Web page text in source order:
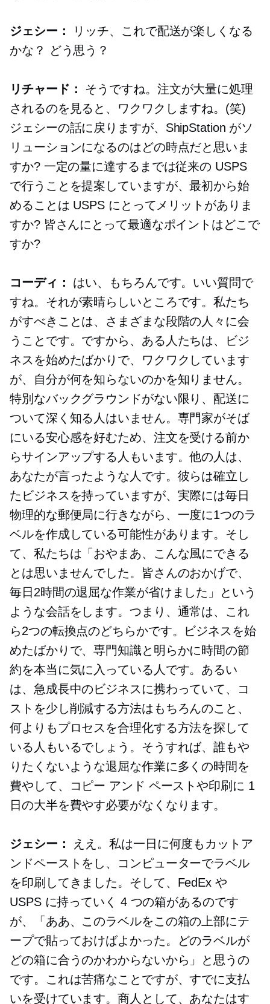
ジェシー：
リッチ、これで配送が楽しくなる
かな？ どう思う？
リチャード：
そうですね。注文が大量に処理
されるのを見ると、ワクワクしますね。(笑)
ジェシーの話に戻りますが、ShipStation がソ
リューションになるのはどの時点だと思いま
すか? 一定の量に達するまでは従来の USPS
で行うことを提案していますが、最初から始
めることは USPS にとってメリットがありま
すか? 皆さんにとって最適なポイントはどこで
すか?
コーディ：
はい、もちろんです。いい質問で
すね。それが素晴らしいところです。私たち
がすべきことは、さまざまな段階の人々に会
うことです。ですから、ある人たちは、ビジ
ネスを始めたばかりで、ワクワクしています
が、自分が何を知らないのかを知りません。
特別なバックグラウンドがない限り、配送に
ついて深く知る人はいません。専門家がそば
にいる安心感を好むため、注文を受ける前か
らサインアップする人もいます。他の人は、
あなたが言ったような人です。彼らは確立し
たビジネスを持っていますが、実際には毎日
物理的な郵便局に行きながら、一度に1つのラ
ベルを作成している可能性があります。そし
て、私たちは「おやまあ、こんな風にできる
とは思いませんでした。皆さんのおかげで、
毎日2時間の退屈な作業が省けました」という
ような会話をします。つまり、通常は、これ
ら2つの転換点のどちらかです。ビジネスを始
めたばかりで、専門知識と明らかに時間の節
約を本当に気に入っている人です。あるい
は、急成長中のビジネスに携わっていて、コ
ストを少し削減する方法はもちろんのこと、
何よりもプロセスを合理化する方法を探して
いる人もいるでしょう。そうすれば、誰もや
りたくないような退屈な作業に多くの時間を
費やして、コピー アンド ペーストや印刷に 1
日の大半を費やす必要がなくなります。
ジェシー：
ええ。私は一日に何度もカットア
ンドペーストをし、コンピューターでラベル
を印刷してきました。そして、FedEx や
USPS に持っていく 4 つの箱があるのです
が、「ああ、このラベルをこの箱の上部にテ
ープで貼っておけばよかった。どのラベルが
どの箱に合うのかわからないから」と思うの
です。これは苦痛なことですが、すでに支払
いを受けています。商人として、あなたはす